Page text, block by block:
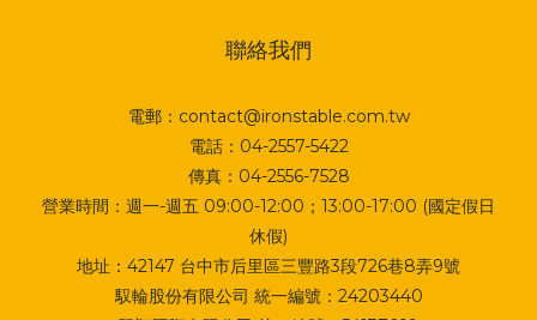
聯絡我們
電郵：contact@ironstable.com.tw
電話：04-2557-5422
傳真：04-2556-7528
營業時間：週一-週五 09:00-12:00；13:00-17:00 (國定假日
休假)
地址： 42147 台中市后里區三豐路3段726巷8弄9號
馭輪股份有限公司 統一編號：24203440